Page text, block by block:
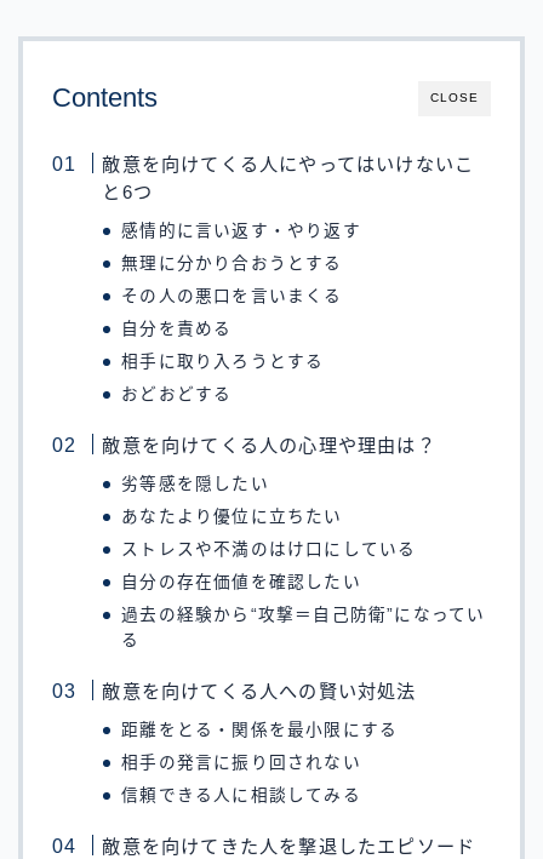
CLOSE
Contents
敵意を向けてくる人にやってはいけないこ
と6つ
感情的に言い返す・やり返す
無理に分かり合おうとする
その人の悪口を言いまくる
自分を責める
相手に取り入ろうとする
おどおどする
敵意を向けてくる人の心理や理由は？
劣等感を隠したい
あなたより優位に立ちたい
ストレスや不満のはけ口にしている
自分の存在価値を確認したい
過去の経験から“攻撃＝自己防衛”になってい
る
敵意を向けてくる人への賢い対処法
距離をとる・関係を最小限にする
相手の発言に振り回されない
信頼できる人に相談してみる
敵意を向けてきた人を撃退したエピソード